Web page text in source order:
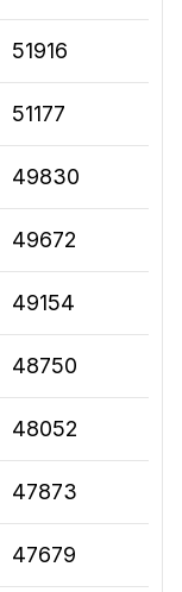
51916
51177
49830
49672
49154
48750
48052
47873
47679